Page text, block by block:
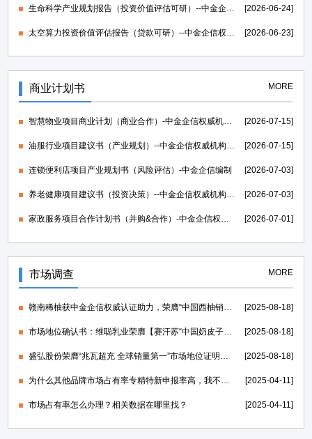
生命科学产业规划报告（投资价值评估可研）--中金企信权威机构编制 [2026-06-24]
太空算力投资价值评估报告（贷款可研）--中金企信权威机构编制 [2026-06-23]
商业计划书 MORE
智慧物业项目商业计划（商业合作）-中金企信权威机构编制 [2026-07-15]
油服行业项目建议书（产业规划）--中金企信权威机构编制 [2026-07-15]
连锁便利店项目产业规划书（风险评估）-中金企信编制 [2026-07-03]
养老健康项目建议书（投资决策）--中金企信权威机构编制 [2026-07-03]
家政服务项目合作计划书（并购&合作）-中金企信权威机构编制 [2026-07-01]
市场调查 MORE
赣南稀柚获中金企信权威认证助力，荣膺“中国西柚销量第一”证明 [2025-08-18]
市场地位确认书：维聪乳业荣膺【赛汗苏“中国奶皮子老酸奶开创者”】 [2025-08-18]
盛弘股份荣膺“兆瓦超充 全球销量第一”市场地位证明，打造世界一流的电力能源科技创新IP [2025-08-18]
为什么其他品牌市场占有率专精特新申报率高，我不行？ [2025-04-11]
市场占有率怎么办理？相关数据在哪里找？ [2025-04-11]